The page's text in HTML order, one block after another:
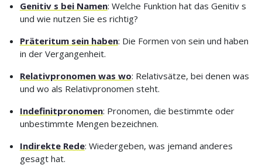
Genitiv s bei Namen: Welche Funktion hat das Genitiv s
und wie nutzen Sie es richtig?
Präteritum sein haben: Die Formen von sein und haben
in der Vergangenheit.
Relativpronomen was wo: Relativsätze, bei denen was
und wo als Relativpronomen steht.
Indefinitpronomen: Pronomen, die bestimmte oder
unbestimmte Mengen bezeichnen.
Indirekte Rede: Wiedergeben, was jemand anderes
gesagt hat.